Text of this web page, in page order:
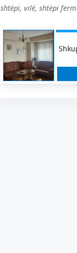
shtëpi, vilë, shtëpi